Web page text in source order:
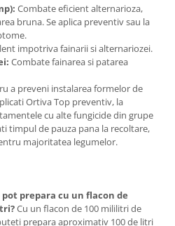
Combate eficient alternarioza,
bruna. Se aplica preventiv sau la
impotriva fainarii si alternariozei.
Combate fainarea si patarea
a preveni instalarea formelor de
Ortiva Top preventiv, la
cu alte fungicide din grupe
timpul de pauza pana la recoltare,
majoritatea legumelor.
prepara cu un flacon de
Cu un flacon de 100 mililitri de
prepara aproximativ 100 de litri